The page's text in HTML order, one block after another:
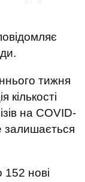
тижня
кількості
на COVID-
залишається
нові